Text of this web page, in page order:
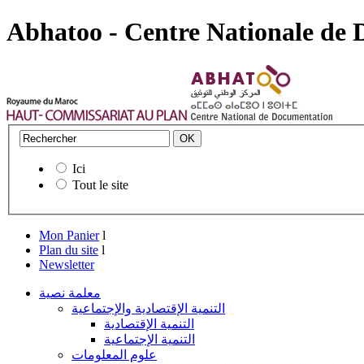
Abhatoo - Centre Nationale de
Ici
Tout le site
Mon Panier l
Plan du site l
Newsletter
معلمة نصية
التنمية الإقتصادية والإجتماعية
التنمية الإقتصادية
التنمية الإجتماعية
علوم المعلومات